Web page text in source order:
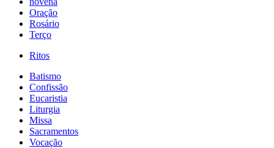
Oração
Rosário
Terço
Ritos
Batismo
Confissão
Eucaristia
Liturgia
Missa
Sacramentos
Vocação